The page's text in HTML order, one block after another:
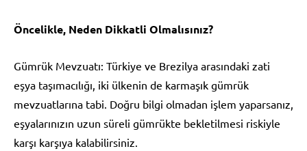
Öncelikle, Neden Dikkatli Olmalısınız?
Gümrük Mevzuatı: Türkiye ve Brezilya arasındaki zati
eşya taşımacılığı, iki ülkenin de karmaşık gümrük
mevzuatlarına tabi. Doğru bilgi olmadan işlem yaparsanız,
eşyalarınızın uzun süreli gümrükte bekletilmesi riskiyle
karşı karşıya kalabilirsiniz.